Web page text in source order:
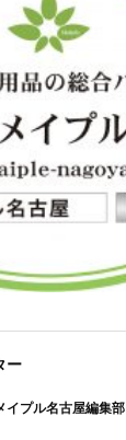
ー
イプル名古屋編集部